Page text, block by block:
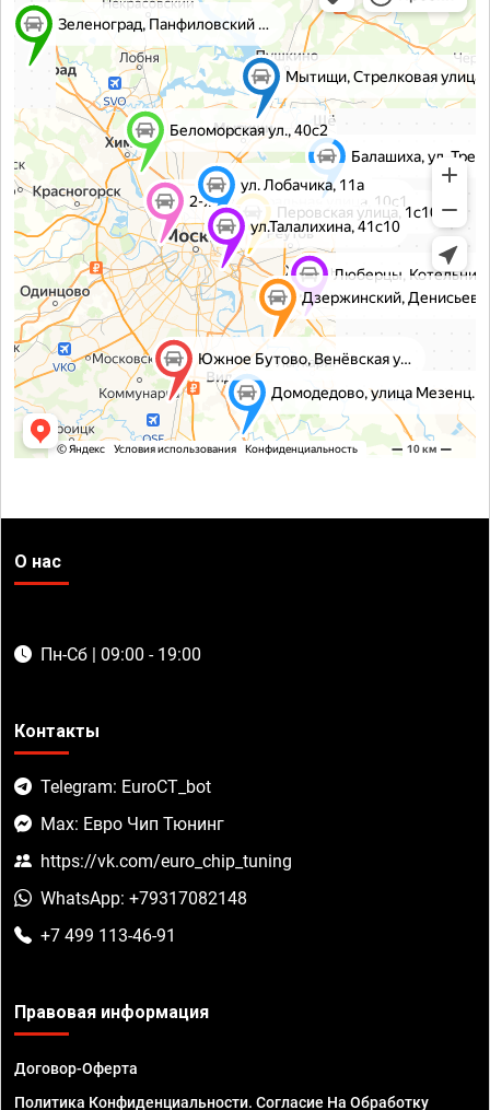
О нас
Пн-Сб | 09:00 - 19:00
Контакты
Telegram: EuroCT_bot
Max: Евро Чип Тюнинг
https://vk.com/euro_chip_tuning
WhatsApp: +79317082148
+7 499 113-46-91
Правовая информация
Договор-Оферта
Политика Конфиденциальности. Согласие На Обработку